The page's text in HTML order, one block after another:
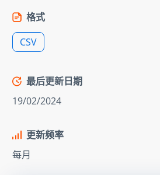
格式
CSV
最后更新日期
19/02/2024
更新频率
每月